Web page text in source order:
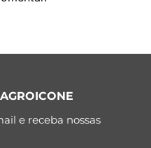
e receba nossas